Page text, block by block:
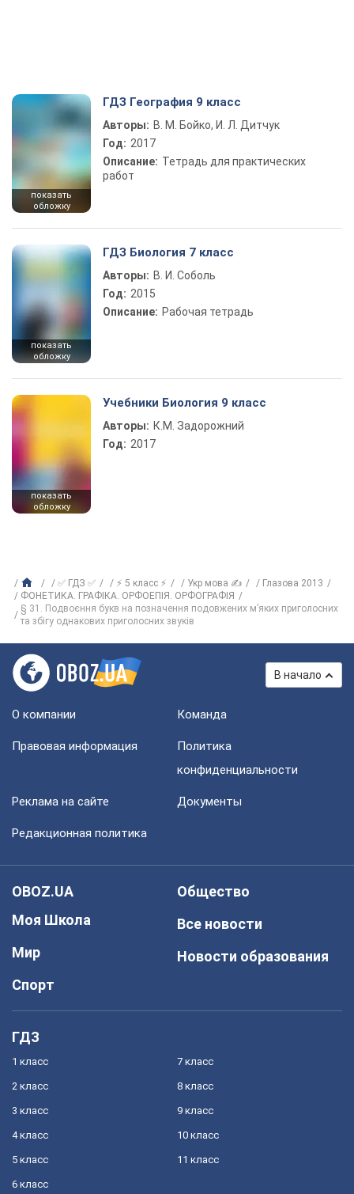
показать
обложку
ГДЗ География 9 класс
Авторы: В. М. Бойко, И. Л. Дитчук
Год: 2017
Описание: Тетрадь для практических
работ
показать
обложку
ГДЗ Биология 7 класс
Авторы: В. И. Соболь
Год: 2015
Описание: Рабочая тетрадь
показать
обложку
Учебники Биология 9 класс
Авторы: К.М. Задорожний
Год: 2017
✅ ГДЗ ✅ ⚡ 5 класс ⚡ Укр мова ✍
Глазова 2013
ФОНЕТИКА. ГРАФІКА. ОРФОЕПІЯ. ОРФОГРАФІЯ
§ 31. Подвоєння букв на позначення подовжених м’яких приголосних
та збігу однакових приголосних звуків
В начало
О компании Команда
Правовая информация
Политика
конфиденциальности
Реклама на сайте Документы
Редакционная политика
OBOZ.UA
Моя Школа
Мир
Спорт
Общество
Все новости
Новости образования
ГДЗ
1 класс
2 класс
3 класс
4 класс
5 класс
6 класс
7 класс
8 класс
9 класс
10 класс
11 класс